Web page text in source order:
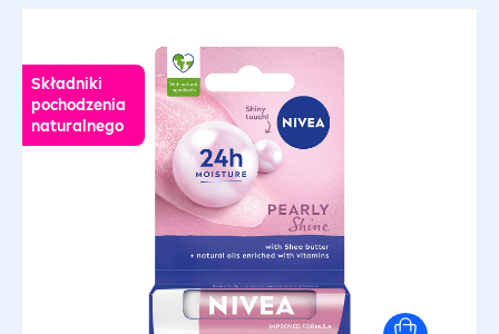
Składniki
pochodzenia
naturalnego